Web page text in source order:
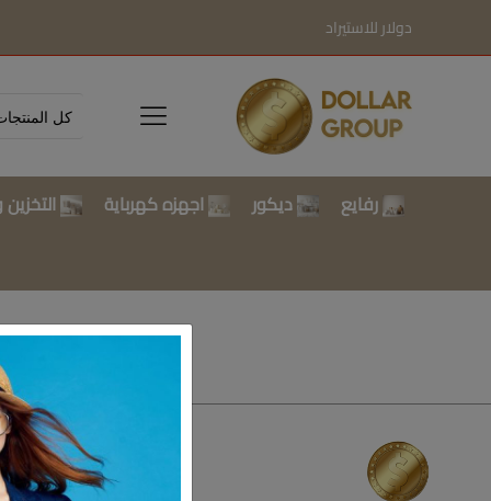
دولار للاستيراد
رفايع ديكور اجهزه كهرباية
تسوق
رفايع